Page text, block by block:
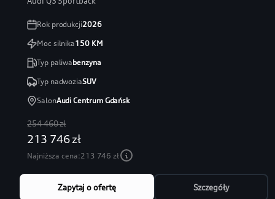
Rok produkcji2026
Moc silnika150KM
Typ paliwabenzyna
Typ nadwoziaSUV
SalonAudi Centrum Gdańsk
254 460 zł
213 746 zł
Najniższa cena:213 746 zł
Zapytaj o ofertę Szczegóły